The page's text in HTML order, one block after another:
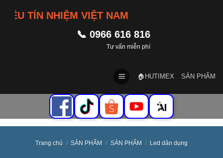
TÍN NHIỆM VIỆT NAM
📞 0966 616 816
Tư vấn miễn phí
🏠HUTIMEX SẢN PHẨM
Trang chủ / SẢN PHẨM / SẢN PHẨM / Led dân dụng